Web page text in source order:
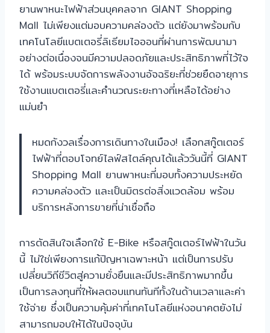
ยานพาหนะไฟฟ้าส่วนบุคคลจาก GIANT Shopping
Mall ไม่เพียงแต่มอบความคล่องตัว แต่ยังมาพร้อมกับ
เทคโนโลยีแบตเตอรี่ลิเธียมไอออนที่ผ่านการพัฒนามา
อย่างต่อเนื่องจนมีความปลอดภัยและประสิทธิภาพที่ไว้ใจ
ได้ พร้อมระบบจัดการพลังงานอัจฉริยะที่ช่วยยืดอายุการ
ใช้งานแบตเตอรี่และคำนวณระยะทางที่เหลือได้อย่าง
แม่นยำ
หมดกังวลเรื่องการเดินทางในเมือง! เลือกสกู๊ตเตอร์
ไฟฟ้าที่ตอบโจทย์ไลฟ์สไตล์คุณได้แล้ววันนี้ที่ GIANT
Shopping Mall ยานพาหนะที่มอบทั้งความประหยัด
ความคล่องตัว และเป็นมิตรต่อสิ่งแวดล้อม พร้อม
บริการหลังการขายที่น่าเชื่อถือ
การตัดสินใจเลือกใช้ E-Bike หรือสกู๊ตเตอร์ไฟฟ้าในวัน
นี้ ไม่ใช่เพียงการแก้ปัญหาเฉพาะหน้า แต่เป็นการปรับ
เปลี่ยนวิถีชีวิตสู่ความยั่งยืนและมีประสิทธิภาพมากขึ้น
เป็นการลงทุนที่ให้ผลตอบแทนทันทีทั้งในด้านเวลาและค่า
ใช้จ่าย ซึ่งเป็นความคุ้มค่าที่เทคโนโลยีแห่งอนาคตยังไม่
สามารถมอบให้ได้ในปัจจุบัน